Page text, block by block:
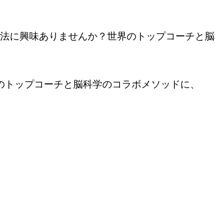
に興味ありませんか？世界のトップコーチと
ップコーチと脳科学のコラボメソッドに、